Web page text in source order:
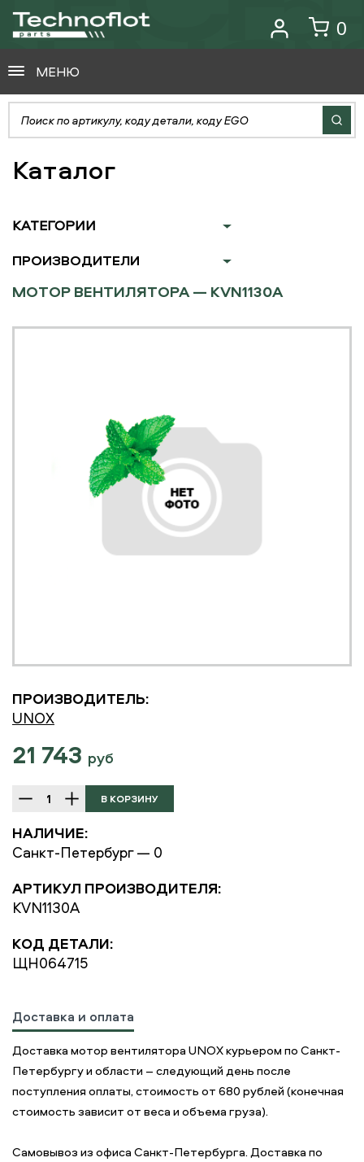
0
МЕНЮ
Каталог
КАТЕГОРИИ
ПРОИЗВОДИТЕЛИ
МОТОР ВЕНТИЛЯТОРА — KVN1130A
ПРОИЗВОДИТЕЛЬ:
UNOX
21 743 руб
НАЛИЧИЕ:
Санкт-Петербург — 0
АРТИКУЛ ПРОИЗВОДИТЕЛЯ:
KVN1130A
КОД ДЕТАЛИ:
ЩН064715
Доставка и оплата
Доставка мотор вентилятора UNOX курьером по Санкт-
Петербургу и области – следующий день после
поступления оплаты, стоимость от 680 рублей (конечная
стоимость зависит от веса и объема груза).
Самовывоз из офиса Санкт-Петербурга. Доставка по